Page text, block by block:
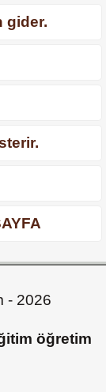
gider.
- 2026
öğretim